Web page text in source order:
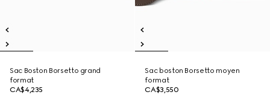
Sac Boston Borsetto grand
format
CA$4,235
Sac boston Borsetto moyen
format
CA$3,550